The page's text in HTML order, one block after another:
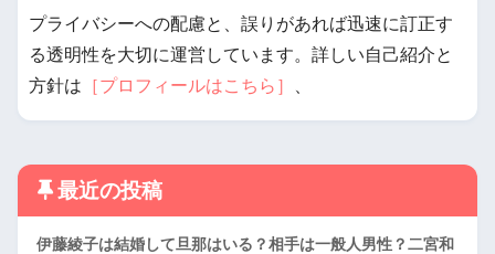
プライバシーへの配慮と、誤りがあれば迅速に訂正す
る透明性を大切に運営しています。詳しい自己紹介と
方針は ［プロフィールはこちら］
最近の投稿
伊藤綾子は結婚して旦那はいる？相手は一般人男性？二宮和